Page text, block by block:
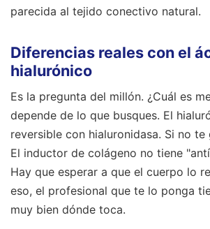
parecida al tejido conectivo natural.
Diferencias reales con el
hialurónico
Es la pregunta del millón. ¿Cuál es
depende de lo que busques. El
reversible con hialuronidasa. Si no te
El inductor de colágeno no tiene
Hay que esperar a que el cuerpo lo
eso, el profesional que te lo ponga
muy bien dónde toca.